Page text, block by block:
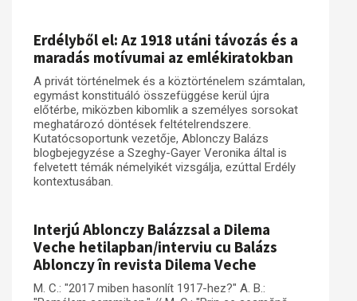
Erdélyből el: Az 1918 utáni távozás és a
maradás motívumai az emlékiratokban
A privát történelmek és a köztörténelem számtalan,
egymást konstituáló összefüggése kerül újra
előtérbe, miközben kibomlik a személyes sorsokat
meghatározó döntések feltételrendszere.
Kutatócsoportunk vezetője, Ablonczy Balázs
blogbejegyzése a Szeghy-Gayer Veronika által is
felvetett témák némelyikét vizsgálja, ezúttal Erdély
kontextusában.
Interjú Ablonczy Balázzsal a Dilema
Veche hetilapban/interviu cu Balázs
Ablonczy în revista Dilema Veche
M. C.: "2017 miben hasonlít 1917-hez?" A. B.: